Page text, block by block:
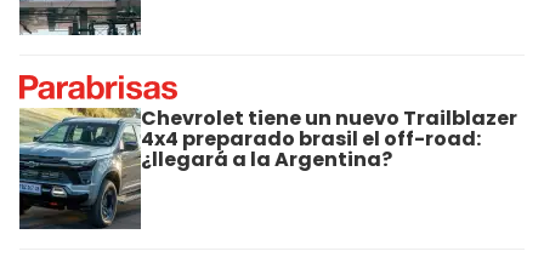
Chevrolet tiene un nuevo Trailblazer
4x4 preparado brasil el off-road:
¿llegará a la Argentina?